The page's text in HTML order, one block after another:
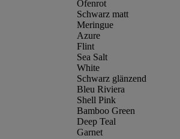
Ofenrot
Schwarz matt
Meringue
Azure
Flint
Sea Salt
White
Schwarz glänzend
Bleu Riviera
Shell Pink
Bamboo Green
Deep Teal
Garnet